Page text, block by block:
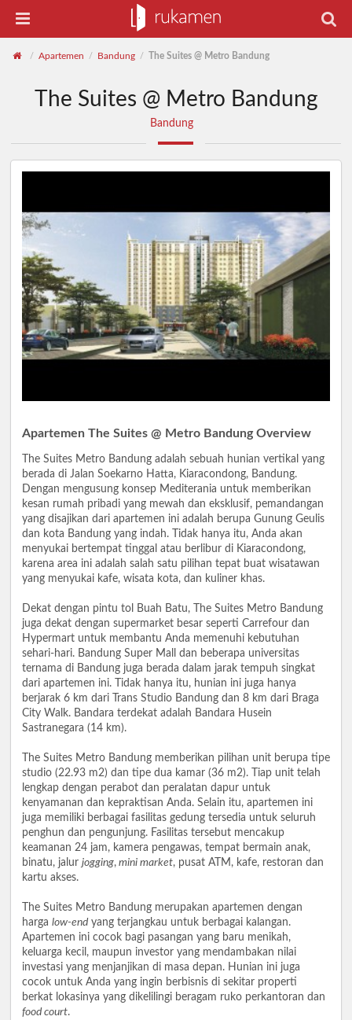
/ Apartemen / Bandung / The Suites @ Metro Bandung
The Suites @ Metro Bandung
Bandung
Apartemen The Suites @ Metro Bandung Overview
The Suites Metro Bandung adalah sebuah hunian vertikal yang
berada di Jalan Soekarno Hatta, Kiaracondong, Bandung.
Dengan mengusung konsep Mediterania untuk memberikan
kesan rumah pribadi yang mewah dan eksklusif, pemandangan
yang disajikan dari apartemen ini adalah berupa Gunung Geulis
dan kota Bandung yang indah. Tidak hanya itu, Anda akan
menyukai bertempat tinggal atau berlibur di Kiaracondong,
karena area ini adalah salah satu pilihan tepat buat wisatawan
yang menyukai kafe, wisata kota, dan kuliner khas.
Dekat dengan pintu tol Buah Batu, The Suites Metro Bandung
juga dekat dengan supermarket besar seperti Carrefour dan
Hypermart untuk membantu Anda memenuhi kebutuhan
sehari-hari. Bandung Super Mall dan beberapa universitas
ternama di Bandung juga berada dalam jarak tempuh singkat
dari apartemen ini. Tidak hanya itu, hunian ini juga hanya
berjarak 6 km dari Trans Studio Bandung dan 8 km dari Braga
City Walk. Bandara terdekat adalah Bandara Husein
Sastranegara (14 km).
The Suites Metro Bandung memberikan pilihan unit berupa tipe
studio (22.93 m2) dan tipe dua kamar (36 m2). Tiap unit telah
lengkap dengan perabot dan peralatan dapur untuk
kenyamanan dan kepraktisan Anda. Selain itu, apartemen ini
juga memiliki berbagai fasilitas gedung tersedia untuk seluruh
penghun dan pengunjung. Fasilitas tersebut mencakup
keamanan 24 jam, kamera pengawas, tempat bermain anak,
binatu, jalur jogging, mini market, pusat ATM, kafe, restoran dan
kartu akses.
The Suites Metro Bandung merupakan apartemen dengan
harga low-endyang terjangkau untuk berbagai kalangan.
Apartemen ini cocok bagi pasangan yang baru menikah,
keluarga kecil, maupun investor yang mendambakan nilai
investasi yang menjanjikan di masa depan. Hunian ini juga
cocok untuk Anda yang ingin berbisnis di sekitar properti
berkat lokasinya yang dikelilingi beragam ruko perkantoran dan
food court.